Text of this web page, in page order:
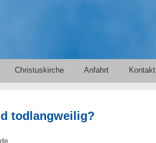
Christuskirche Anfahrt Kontakt
todlangweilig?